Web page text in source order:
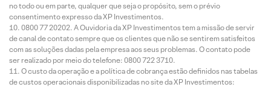
no todo ou em parte, qualquer que seja o propósito, sem o prévio
consentimento expresso da XP Investimentos.
0800 77 20202. A Ouvidoria da XP Investimentos tem a missão de servir
de canal de contato sempre que os clientes que não se sentirem satisfeitos
com as soluções dadas pela empresa aos seus problemas. O contato pode
ser realizado por meio do telefone: 0800 722 3710.
O custo da operação e a política de cobrança estão definidos nas tabelas
de custos operacionais disponibilizadas no site da XP Investimentos: